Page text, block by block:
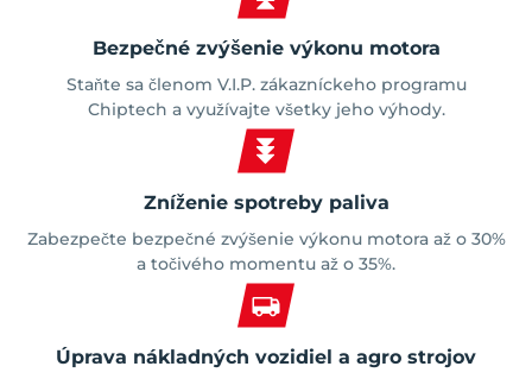
Bezpečné zvýšenie výkonu motora
Staňte sa členom V.I.P. zákazníckeho programu
Chiptech a využívajte všetky jeho výhody.
Zníženie spotreby paliva
Zabezpečte bezpečné zvýšenie výkonu motora až o 30%
a točivého momentu až o 35%.
Úprava nákladných vozidiel a agro strojov